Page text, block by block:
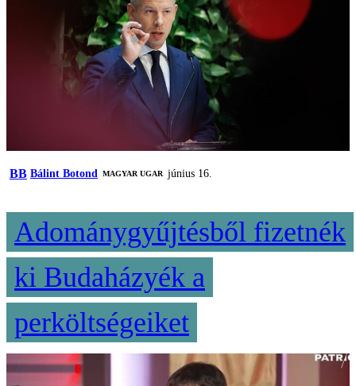
BB Bálint Botond MAGYAR UGAR június 16.
Adománygyűjtésből fizetnék
ki Budaházyék a
perköltségeiket